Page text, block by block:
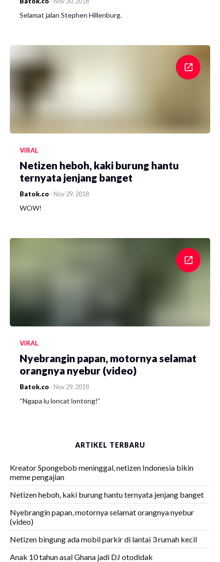
Selamat jalan Stephen Hillenburg.
VIRAL
Netizen heboh, kaki burung hantu
ternyata jenjang banget
Batok.co - Nov 29, 2018
WOW!
VIRAL
Nyebrangin papan, motornya selamat
orangnya nyebur (video)
Batok.co - Nov 29, 2018
“Ngapa lu loncat lontong!”
ARTIKEL TERBARU
Kreator Spongebob meninggal, netizen Indonesia bikin
meme pengajian
Netizen heboh, kaki burung hantu ternyata jenjang banget
Nyebrangin papan, motornya selamat orangnya nyebur
(video)
Netizen bingung ada mobil parkir di lantai 3 rumah kecil
Anak 10 tahun asal Ghana jadi DJ otodidak